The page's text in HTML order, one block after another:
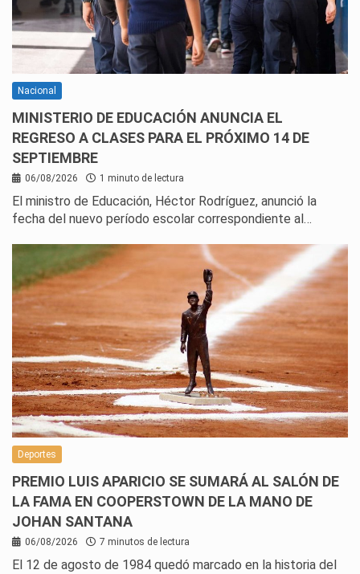
Nacional
MINISTERIO DE EDUCACIÓN ANUNCIA EL
REGRESO A CLASES PARA EL PRÓXIMO 14 DE
SEPTIEMBRE
06/08/2026 1 minuto de lectura
El ministro de Educación, Héctor Rodríguez, anunció la
fecha del nuevo período escolar correspondiente al…
Deportes
PREMIO LUIS APARICIO SE SUMARÁ AL SALÓN DE
LA FAMA EN COOPERSTOWN DE LA MANO DE
JOHAN SANTANA
06/08/2026 7 minutos de lectura
El 12 de agosto de 1984 quedó marcado en la historia del